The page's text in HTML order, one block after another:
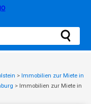
> Immobilien zur Miete in
> Immobilien zur Miete in